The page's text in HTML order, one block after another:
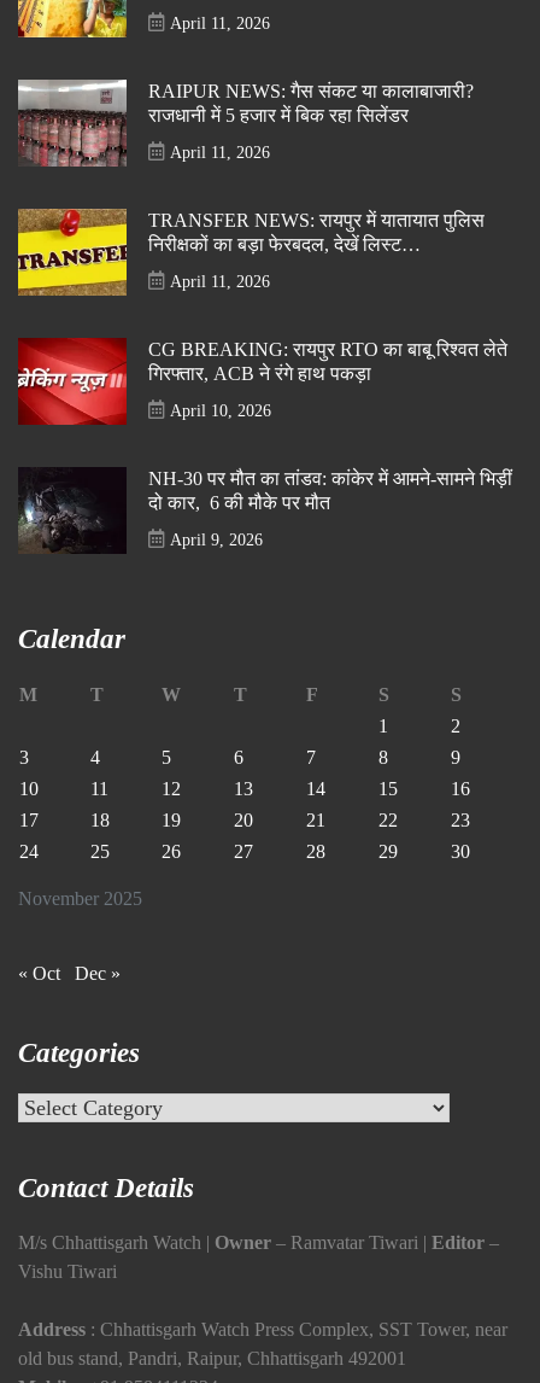
April 11, 2026
RAIPUR NEWS: गैस संकट या कालाबाजारी?
राजधानी में 5 हजार में बिक रहा सिलेंडर
April 11, 2026
TRANSFER NEWS: रायपुर में यातायात पुलिस
निरीक्षकों का बड़ा फेरबदल, देखें लिस्ट…
April 11, 2026
CG BREAKING: रायपुर RTO का बाबू रिश्वत लेते
गिरफ्तार, ACB ने रंगे हाथ पकड़ा
April 10, 2026
NH-30 पर मौत का तांडव: कांकेर में आमने-सामने भिड़ीं
दो कार, 6 की मौके पर मौत
April 9, 2026
Calendar
November 2025
M T W T F S
S
1
2
3
4 5 6 7 8
9
10
11 12 13 14 15
16
17
18 19 20 21 22
23
24
25 26 27 28 29 30
« Oct Dec »
Categories
Categories
Contact Details
M/s Chhattisgarh Watch | Owner – Ramvatar Tiwari | Editor –
Vishu Tiwari
Address : Chhattisgarh Watch Press Complex, SST Tower, near
old bus stand, Pandri, Raipur, Chhattisgarh 492001